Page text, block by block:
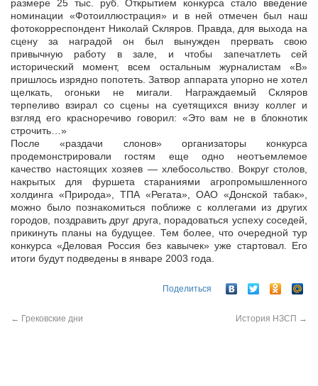
размере 25 тыс. руб. Открытием конкурса стало введение
номинации «Фотоиллюстрация» и в ней отмечен был наш
фотокорреспондент Николай Скляров. Правда, для выхода на
сцену за наградой он был вынужден прервать свою
привычную работу в зале, и чтобы запечатлеть сей
исторический момент, всем остальным журналистам «В»
пришлось изрядно попотеть. Затвор аппарата упорно не хотел
щелкать, огоньки не мигали. Награждаемый Скляров
терпеливо взирал со сцены на суетящихся внизу коллег и
взгляд его красноречиво говорил: «Это вам не в блокнотик
строчить…»
После «раздачи слонов» организаторы конкурса
продемонстрировали гостям еще одно неотъемлемое
качество настоящих хозяев — хлебосольство. Вокруг столов,
накрытых для фуршета стараниями агропромышленного
холдинга «Природа», ТПА «Регата», ОАО «Донской табак»,
можно было познакомиться поближе с коллегами из других
городов, поздравить друг друга, порадоваться успеху соседей,
прикинуть планы на будущее. Тем более, что очередной тур
конкурса «Деловая Россия без кавычек» уже стартовал. Его
итоги будут подведены в январе 2003 года.
Поделиться
← Грековские дни История НЗСП →